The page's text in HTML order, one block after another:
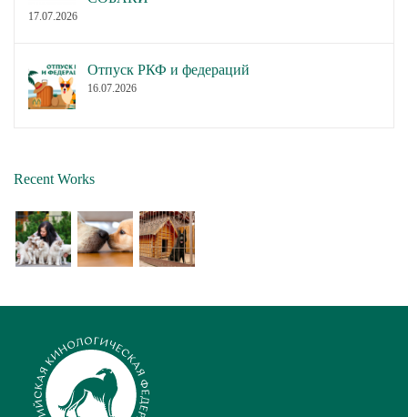
17.07.2026
Отпуск РКФ и федераций
16.07.2026
Recent Works